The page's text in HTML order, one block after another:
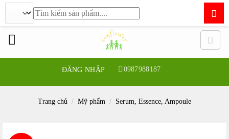
ĐĂNG NHẬP 0987988187
Tìm
kiếm:
Trang chủ / Mỹ phẩm / Serum, Essence, Ampoule